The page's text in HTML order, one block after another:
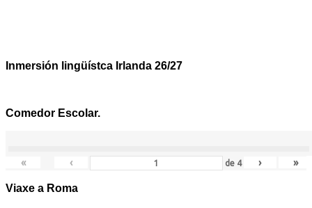
Inmersión lingüístca Irlanda 26/27
Comedor Escolar.
« ‹ de 4 › »
Viaxe a Roma